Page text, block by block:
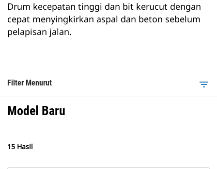
Drum kecepatan tinggi dan bit kerucut dengan
cepat menyingkirkan aspal dan beton sebelum
pelapisan jalan.
Filter Menurut filter_list
Model Baru
15 Hasil